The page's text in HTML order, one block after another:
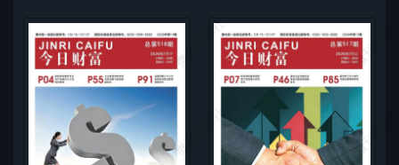
微刊杂志社
微刊杂
微刊杂志社
微刊杂